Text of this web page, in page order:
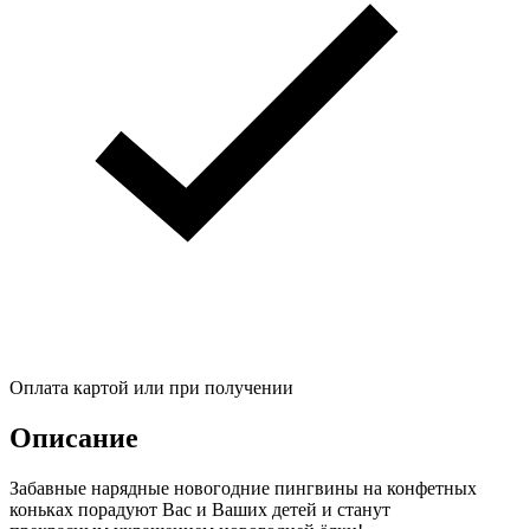
Оплата картой или при получении
Описание
Забавные нарядные новогодние пингвины на конфетных
коньках порадуют Вас и Ваших детей и станут